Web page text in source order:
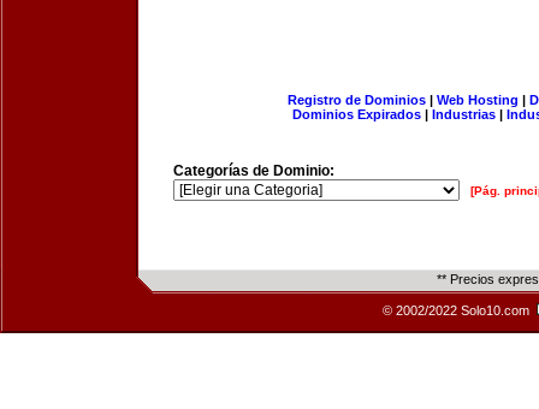
Registro de Dominios| Web Hosting |
Dominios Expirados | Industrias |
Categorías de Dominio:
[Pág.
** Precios
© 2002/2022 Solo10.com